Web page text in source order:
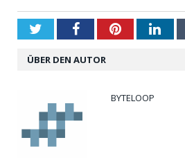
TwitterFacebookPinterest
ÜBER DEN AUTOR
BYTELOOP